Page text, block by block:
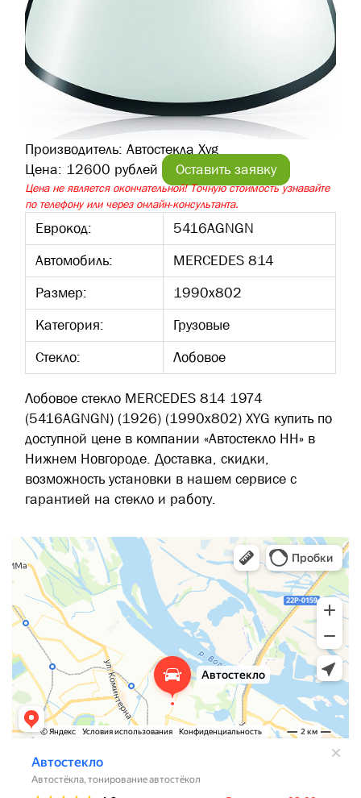
Производитель: Автостекла Xyg
Цена: 12600 рублей Оставить заявку
Цена не является окончательной! Точную стоимость узнавайте
по телефону или через онлайн-консультанта.
Еврокод:
5416AGNGN
Автомобиль:
MERCEDES 814
Размер:
1990х802
Категория:
Грузовые
Стекло:
Лобовое
Лобовое стекло MERCEDES 814 1974
(5416AGNGN) (1926) (1990х802) XYG купить по
доступной цене в компании «Автостекло НН» в
Нижнем Новгороде. Доставка, скидки,
возможность установки в нашем сервисе с
гарантией на стекло и работу.